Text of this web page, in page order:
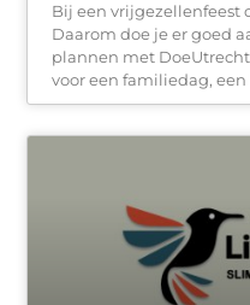
Bij een vrijgezellenfeest
Daarom doe je er goed
plannen met
voor een familiedag,